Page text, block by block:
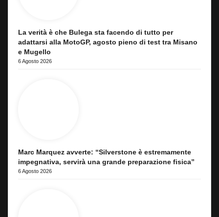
La verità è che Bulega sta facendo di tutto per
adattarsi alla MotoGP, agosto pieno di test tra Misano
e Mugello
6 Agosto 2026
Marc Marquez avverte: “Silverstone è estremamente
impegnativa, servirà una grande preparazione fisica”
6 Agosto 2026